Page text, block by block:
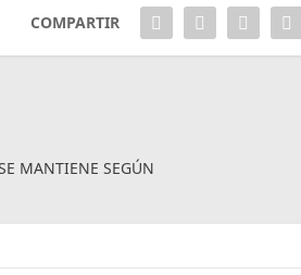
COMPARTIR
MANTIENE SEGÚN